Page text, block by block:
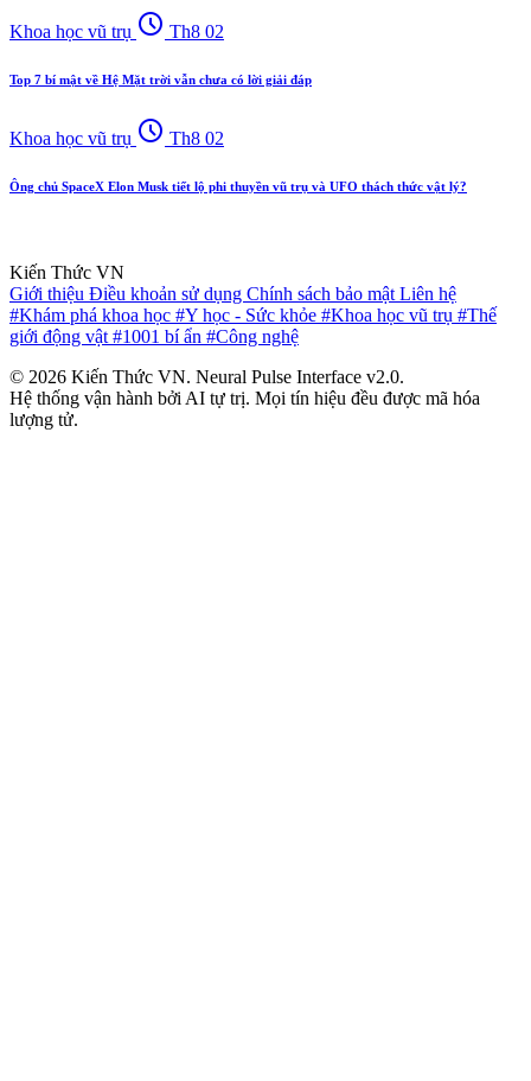
Khoa học vũ trụ schedule Th8 02
Top 7 bí mật về Hệ Mặt trời vẫn chưa có lời giải đáp
Khoa học vũ trụ schedule Th8 02
Ông chủ SpaceX Elon Musk tiết lộ phi thuyền vũ trụ và UFO thách thức vật lý?
Kiến Thức VN
Giới thiệu Điều khoản sử dụng Chính sách bảo mật Liên hệ
#Khám phá khoa học #Y học - Sức khỏe #Khoa học vũ trụ #Thế
giới động vật #1001 bí ẩn #Công nghệ
© 2026 Kiến Thức VN. Neural Pulse Interface v2.0.
Hệ thống vận hành bởi AI tự trị. Mọi tín hiệu đều được mã hóa
lượng tử.